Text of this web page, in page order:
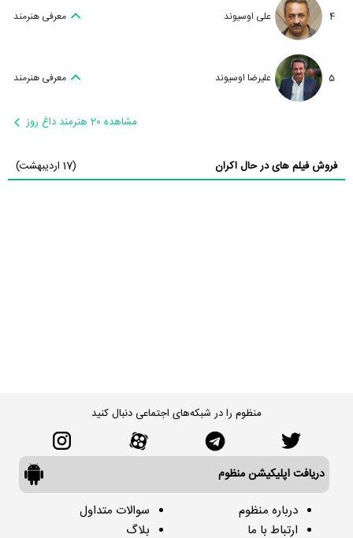
4 علی اوسیوند معرفی هنرمند
5 علیرضا اوسیوند معرفی هنرمند
مشاهده 20 هنرمند داغ روز
فروش فیلم های در حال اکران (17 اردیبهشت)
منظوم را در شبکه‌های اجتماعی دنبال کنید
دریافت اپلیکیشن منظوم
درباره منظوم
ارتباط با ما
سوالات متداول
بلاگ